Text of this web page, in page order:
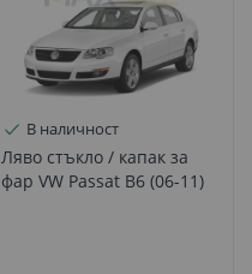
В наличност
Ляво стъкло / капак за
фар VW Passat B6 (06-11)